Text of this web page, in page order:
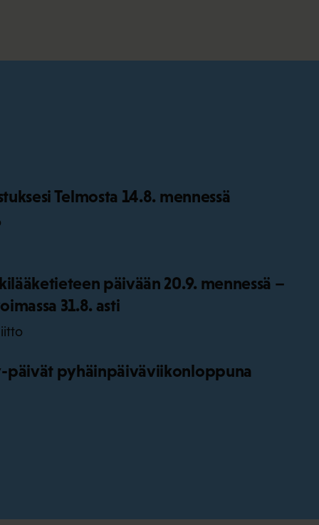
Telmosta 14.8. mennessä
päivään 20.9. mennessä –
31.8. asti
päivät pyhäinpäiväviikonloppuna